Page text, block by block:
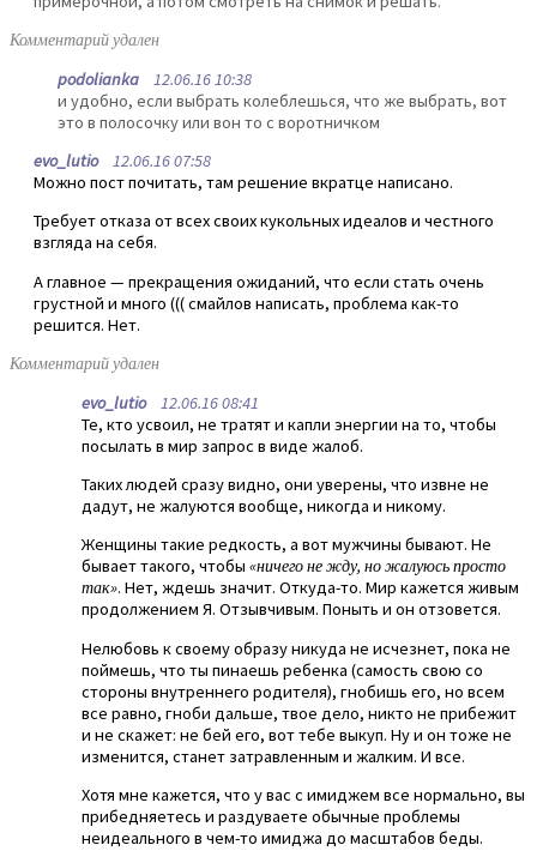
Комментарий удален
podolianka 12.06.16 10:38
и удобно, если выбрать колеблешься, что же выбрать, вот
это в полосочку или вон то с воротничком
evo_lutio12.06.16 07:58
Можно пост почитать, там решение вкратце написано.
Требует отказа от всех своих кукольных идеалов и честного
взгляда на себя.
А главное — прекращения ожиданий, что если стать очень
грустной и много ((( смайлов написать, проблема как-то
решится. Нет.
Комментарий удален
evo_lutio12.06.16 08:41
Те, кто усвоил, не тратят и капли энергии на то, чтобы
посылать в мир запрос в виде жалоб.
Таких людей сразу видно, они уверены, что извне не
дадут, не жалуются вообще, никогда и никому.
Женщины такие редкость, а вот мужчины бывают. Не
бывает такого, чтобы «ничего не жду, но жалуюсь просто
так». Нет, ждешь значит. Откуда-то. Мир кажется живым
продолжением Я. Отзывчивым. Поныть и он отзовется.
Нелюбовь к своему образу никуда не исчезнет, пока не
поймешь, что ты пинаешь ребенка (самость свою со
стороны внутреннего родителя), гнобишь его, но всем
все равно, гноби дальше, твое дело, никто не прибежит
и не скажет: не бей его, вот тебе выкуп. Ну и он тоже не
изменится, станет затравленным и жалким. И все.
Хотя мне кажется, что у вас с имиджем все нормально, вы
прибедняетесь и раздуваете обычные проблемы
неидеального в чем-то имиджа до масштабов беды.